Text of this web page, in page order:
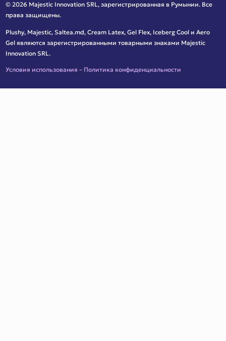
© 2026 Majestic Innovation SRL, зарегистрированная в Румынии. Все
права защищены.
Plushy, Majestic, Saltea.md, Cream Latex, Gel Flex, Iceberg Cool и Aero
Gel являются зарегистрированными товарными знаками Majestic
Innovation SRL.
Условия использования – Политика конфиденциальности